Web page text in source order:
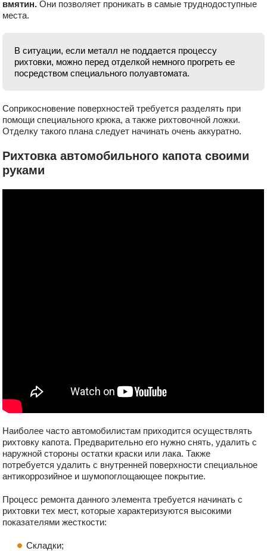
вмятин. Они позволяет проникать в самые труднодоступные
места.
В ситуации, если металл не поддается процессу
рихтовки, можно перед отделкой немного прогреть ее
посредством специального полуавтомата.
Соприкосновение поверхностей требуется разделять при
помощи специального крюка, а также рихтовочной ложки.
Отделку такого плана следует начинать очень аккуратно.
Рихтовка автомобильного капота своими
руками
Наиболее часто автомобилистам приходится осуществлять
рихтовку капота. Предварительно его нужно снять, удалить с
наружной стороны остатки краски или лака. Также
потребуется удалить с внутренней поверхности специальное
антикоррозийное и шумопоглощающее покрытие.
Процесс ремонта данного элемента требуется начинать с
рихтовки тех мест, которые характеризуются высокими
показателями жесткости:
Складки;